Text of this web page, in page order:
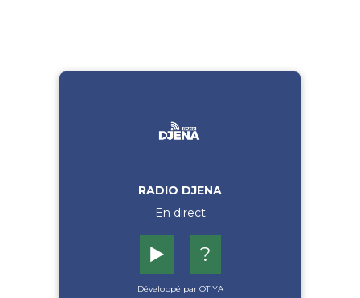
RADIO DJENA
En direct
▶️ ?
Développé par OTIYA